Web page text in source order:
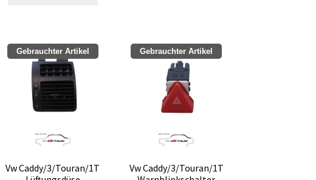
Gebrauchter Artikel
Vw Caddy/3/Touran/1T
Gebrauchter Artikel
Vw Caddy/3/Touran/1T